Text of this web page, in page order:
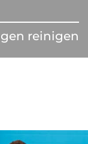
reinigen